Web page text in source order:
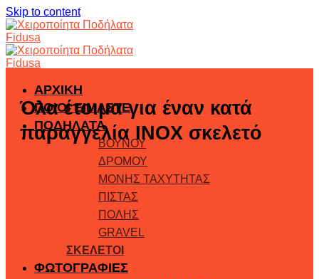
Skip to content
ΑΡΧΙΚΗ
ΠΟΙΟΙ ΕΙΜΑΣΤΕ
ΠΟΔΗΛΑΤΑ
ΒΟΥΝΟΥ
ΔΡΟΜΟΥ
ΜΟΝΗΣ ΤΑΧΥΤΗΤΑΣ
ΠΙΣΤΑΣ
ΠΟΛΗΣ
GRAVEL
ΣΚΕΛΕΤΟΙ
ΦΩΤΟΓΡΑΦΙΕΣ
Όλα έτοιμα για έναν κατά
παραγγελία ΙΝΟΧ σκελετό